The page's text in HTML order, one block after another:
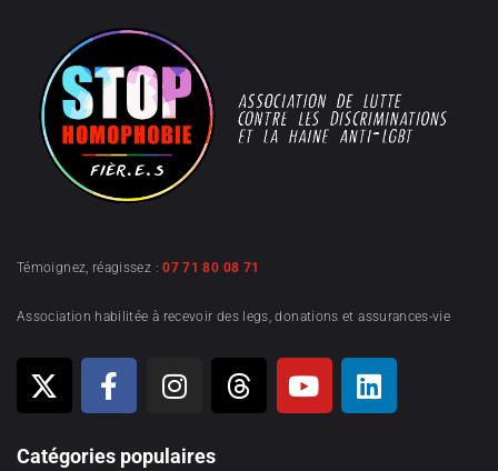
Témoignez, réagissez :07 71 80 08 71
Association habilitée à recevoir des legs, donations et assurances-vie
Catégories populaires